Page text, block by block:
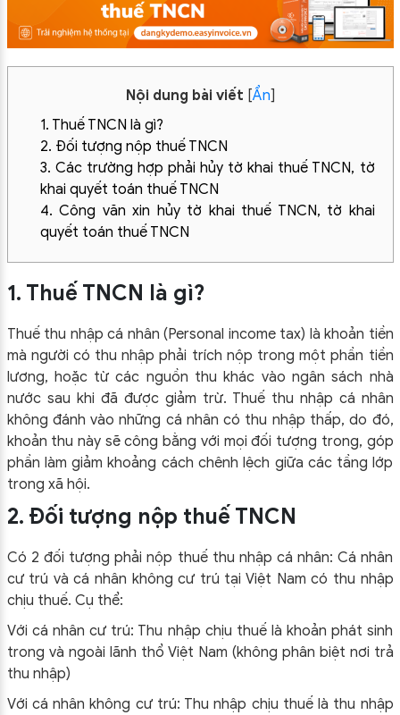
Nội dung bài viết [Ẩn]
1. Thuế TNCN là gì?
2. Đối tượng nộp thuế TNCN
3. Các trường hợp phải hủy tờ khai thuế TNCN, tờ
khai quyết toán thuế TNCN
4. Công văn xin hủy tờ khai thuế TNCN, tờ khai
quyết toán thuế TNCN
1. Thuế TNCN là gì?
Thuế thu nhập cá nhân (Personal income tax) là khoản tiền
mà người có thu nhập phải trích nộp trong một phần tiền
lương, hoặc từ các nguồn thu khác vào ngân sách nhà
nước sau khi đã được giảm trừ. Thuế thu nhập cá nhân
không đánh vào những cá nhân có thu nhập thấp, do đó,
khoản thu này sẽ công bằng với mọi đối tượng trong, góp
phần làm giảm khoảng cách chênh lệch giữa các tầng lớp
trong xã hội.
2. Đối tượng nộp thuế TNCN
Có 2 đối tượng phải nộp thuế thu nhập cá nhân: Cá nhân
cư trú và cá nhân không cư trú tại Việt Nam có thu nhập
chịu thuế. Cụ thể:
Với cá nhân cư trú: Thu nhập chịu thuế là khoản phát sinh
trong và ngoài lãnh thổ Việt Nam (không phân biệt nơi trả
thu nhập)
Với cá nhân không cư trú: Thu nhập chịu thuế là thu nhập